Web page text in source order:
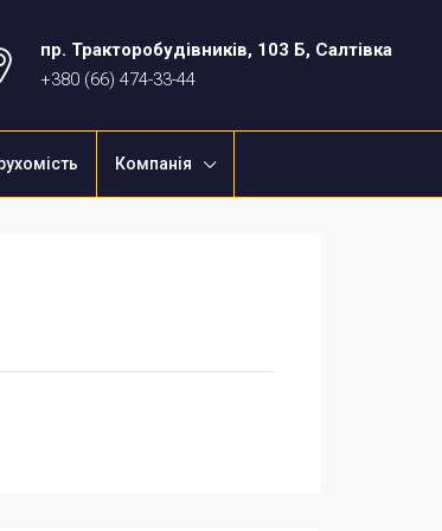
пр. Тракторобудівників, 103 Б, Салтівка
+380 (66) 474-33-44
Компанія